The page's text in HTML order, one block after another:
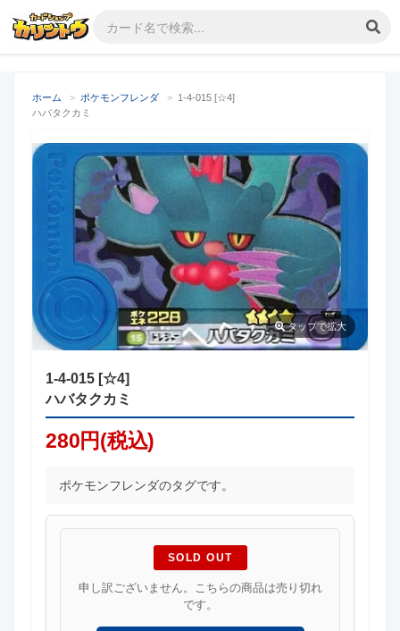
ホーム > ポケモンフレンダ > 1-4-015 [☆4]
ハバタクカミ
タップで拡大
1-4-015 [☆4]
ハバタクカミ
280円(税込)
ポケモンフレンダのタグです。
SOLD OUT
申し訳ございません。こちらの商品は売り切れ
です。